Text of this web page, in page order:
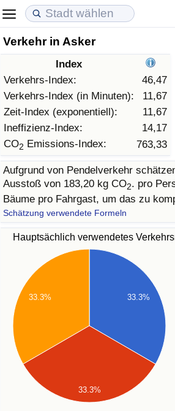
Verkehr in Asker
Index
Verkehrs-Index:
46,47
Verkehrs-Index (in Minuten):
11,67
Zeit-Index (exponentiell):
11,67
Ineffizienz-Index:
14,17
CO2 Emissions-Index: 763,33
Aufgrund von Pendelverkehr
Ausstoß von 183,20 kg CO2. pro
Bäume pro Fahrgast, um das zu
Schätzung verwendete Formeln
Hauptsächlich verwendetes
33.3%
33.3%
33.3%
Lebenshaltungskosten
Lebenshaltungskosten-Index
Lebenshaltungskosten-Index
Lebenshaltungskosten-Index nach
in Akaba
Immobilienpreise
Immobilienpreis-Index (aktuell)
Immobilienpreis-Index
Immobilienpreis-Index nach Land
Lebensqualität
Lebensqualität-Index
Lebensqualität-Index (aktuell)
Lebensqualitätsindex nach Land
Kriminalität
Kriminalitäts-Index (aktuell)
Kriminalitäts-Index
Kriminalitätsindex nach Land
Gesundheitsversorgung
Gesundheitsversorgungs-Index
Gesundheitsversorgungs-Index
Gesundheitsversorgungs-Index